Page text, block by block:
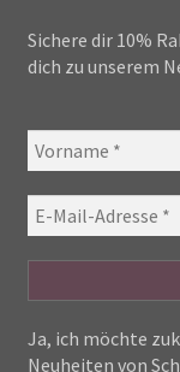
Sichere dir 10%
dich zu unserem
Ja, ich möchte
Neuheiten von